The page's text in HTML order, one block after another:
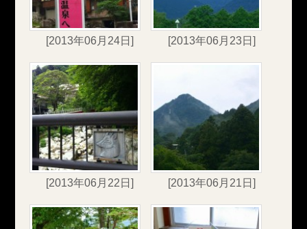
[2013年06月24日] [2013年06月23日]
[2013年06月22日] [2013年06月21日]